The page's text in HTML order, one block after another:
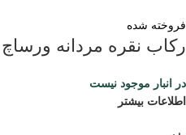
فروخته شده
رکاب نقره مردانه ورساچ عیار 925 آبکاری
در انبار موجود نیست
اطلاعات بیشتر